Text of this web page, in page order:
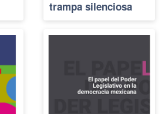
trampa silenciosa